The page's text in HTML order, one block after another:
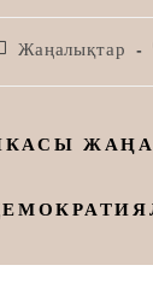
Жаңалықтар